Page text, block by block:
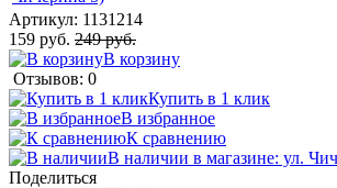
Артикул: 1131214
159 руб. 249 руб.
В корзину
Отзывов: 0
Купить в 1 клик
В избранное
К сравнению
В наличии в магазине: ул.
Поделиться